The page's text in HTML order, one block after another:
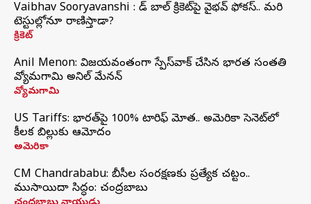
Vaibhav Sooryavanshi : రెడ్ బాల్ క్రికెట్‌పై వైభవ్ ఫోకస్.. మరి
టెస్టుల్లోనూ రాణిస్తాడా?
క్రికెట్
Anil Menon: విజయవంతంగా స్పేస్‌వాక్‌ చేసిన భారత సంతతి
వ్యోమగామి అనిల్‌ మేనన్
వ్యోమగామి
US Tariffs: భారత్‌పై 100% టారిఫ్‌ మోత.. అమెరికా సెనెట్‌లో
కీలక బిల్లుకు ఆమోదం
అమెరికా
CM Chandrababu: బీసీల సంరక్షణకు ప్రత్యేక చట్టం..
ముసాయిదా సిద్ధం: చంద్రబాబు